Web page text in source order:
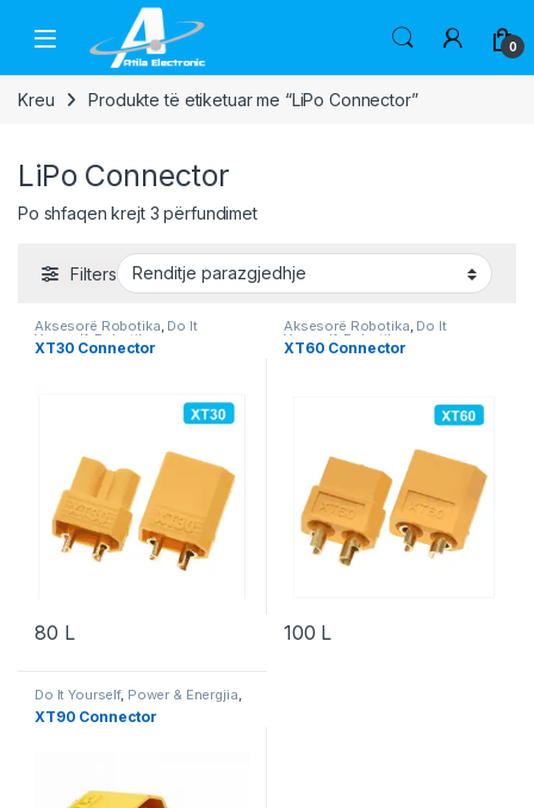
Skip to navigation
Open 0
Kreu Produkte të etiketuar me “LiPo Connector”
LiPo Connector
Po shfaqen krejt 3 përfundimet
Filters
Aksesorë Robotika, Do It
Yourself, Robotika
XT30 Connector
80 L
Aksesorë Robotika, Do It
Yourself, Robotika
XT60 Connector
100 L
Do It Yourself, Power & Energjia,
Robotika
XT90 Connector